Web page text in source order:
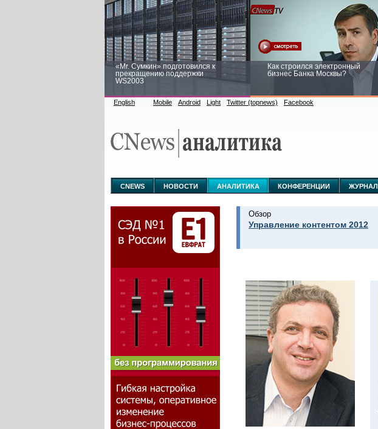
«Mr. Сумкин» подготовился к
прекращению поддержки
WS2003
Как строился электронный
бизнес Банка Москвы?
аналитике
English Mobile Android Light Twitter (topnews) Facebook
CNEWS НОВОСТИ АНАЛИТИКА КОНФЕРЕНЦИИ ЖУРНАЛ
Обзор
Управление контентом 2012